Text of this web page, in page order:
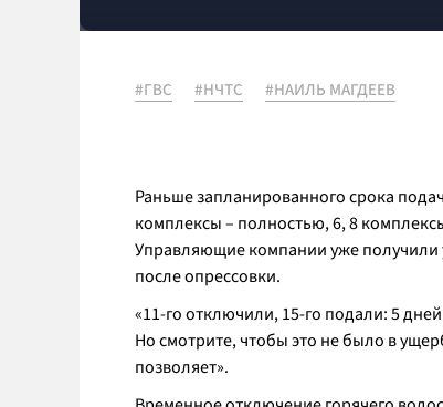
#ГВС #НЧТС #НАИЛЬ МАГДЕЕВ
Раньше запланированного срока
комплексы – полностью, 6, 8
Управляющие компании уже получили
после опрессовки.
«11-го отключили, 15-го подали: 5
Но смотрите, чтобы это не было в
позволяет».